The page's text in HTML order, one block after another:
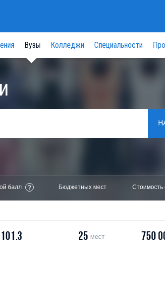
Вузы Колледжи Специальности
балл ? Бюджетных мест Стоимость
101.3 25 мест 750